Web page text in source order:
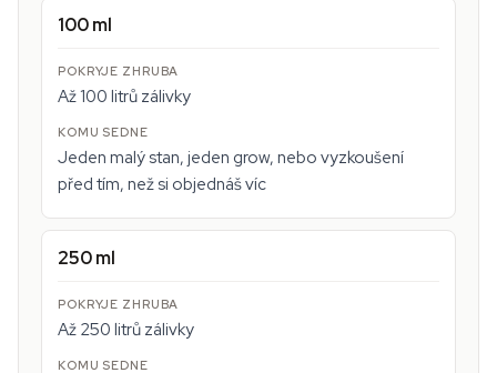
100 ml
Až 100 litrů zálivky
Jeden malý stan, jeden grow, nebo vyzkoušení
před tím, než si objednáš víc
250 ml
Až 250 litrů zálivky